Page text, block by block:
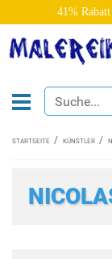
41%
STARTSEITE KÜNSTLER